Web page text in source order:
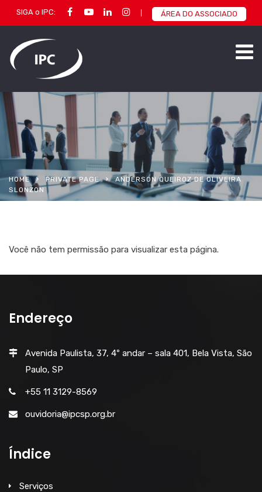
SIGA o IPC: ÁREA DO ASSOCIADO
HOME PRIVATE PAGE
ANDERSON QUEIROZ DE OLIVEIRA
SLONZON
Você não tem permissão para visualizar esta página.
Endereço
Avenida Paulista, 37, 4º andar – sala 401, Bela Vista, São
Paulo, SP
+55 11 3129-8569
ouvidoria@ipcsp.org.br
Índice
Serviços